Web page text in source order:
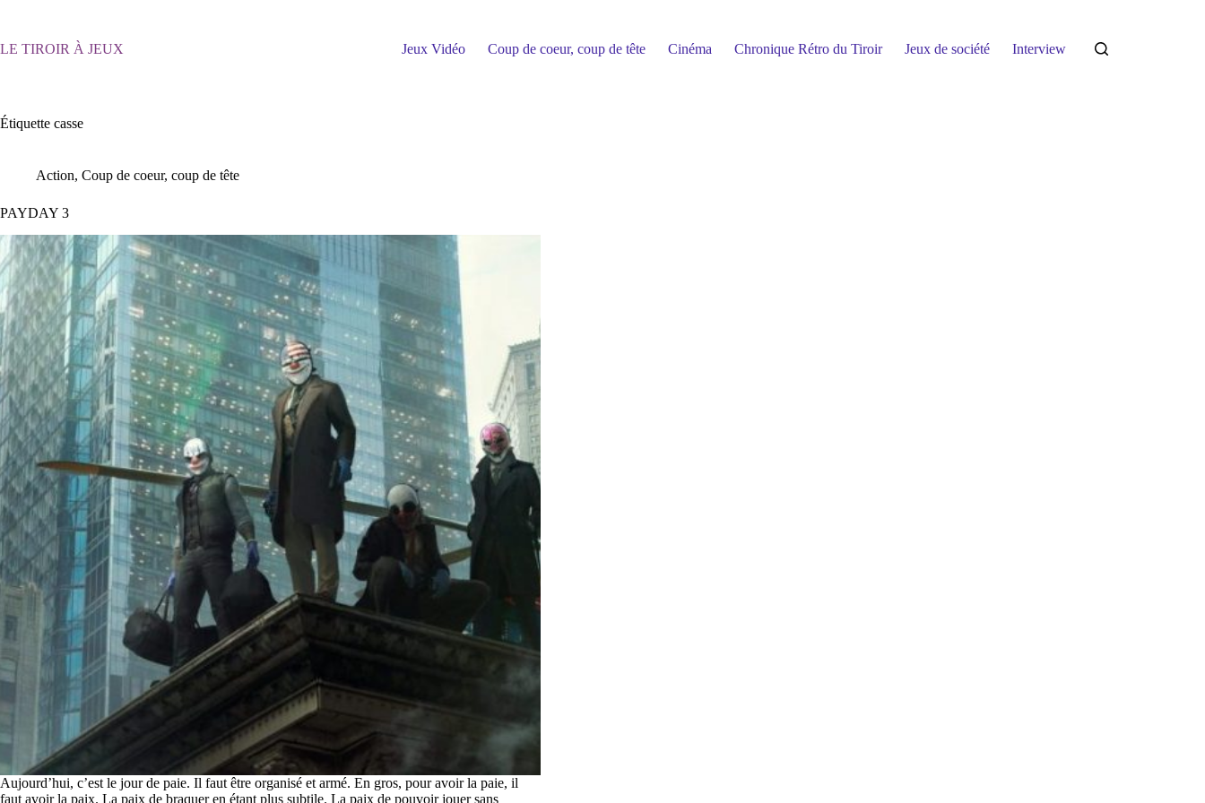
LE TIROIR À JEUX Jeux Vidéo Coup de coeur, coup de tête Cinéma Chronique Rétro du Tiroir Jeux de société Interview
Étiquette casse
Action, Coup de coeur, coup de tête
PAYDAY 3
Aujourd’hui, c’est le jour de paie. Il faut être organisé et armé. En gros, pour avoir la paie, il
faut avoir la paix. La paix de braquer en étant plus subtile. La paix de pouvoir jouer sans